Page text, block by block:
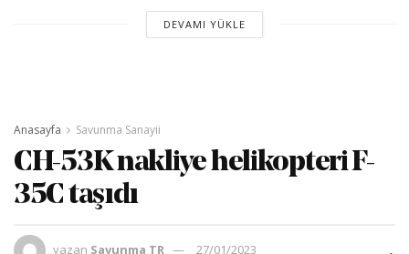
DEVAMI YÜKLE
Anasayfa Savunma Sanayii
CH-53K nakliye helikopteri F-
35C taşıdı
yazan Savunma TR 27/01/2023